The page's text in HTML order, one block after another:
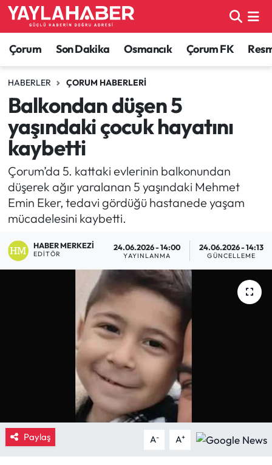
Çorum Son Dakika Osmancık Çorum FK
HABERLER ÇORUM HABERLERI
Balkondan düşen 5
yaşındaki çocuk hayatını
kaybetti
Çorum’da 5. kattaki evlerinin balkonundan
düşerek ağır yaralanan 5 yaşındaki Mehmet
Emin Eker, tedavi gördüğü hastanede yaşam
mücadelesini kaybetti.
HABER MERKEZI
EDITÖR
24.06.2026 - 14:00
YAYINLANMA
24.06.2026 - 14:13
GÜNCELLEME
Paylaş A- A+
Alaca Haberleri
Bayat Haberleri
Bilgi - Keşfet Haberleri
Bilim ve Teknoloji
Boğazkale Haberleri
Çorum Haberleri
İskilip Haberleri
Kargı Haberleri
Kimdir?
Çorum Nöbetçi Eczaneler
Çorum Hava Durumu
Çorum Namaz Vakitleri
Çorum Trafik Yoğunluk Haritası
TFF 1.Lig Puan Durumu ve Fikstür
Tüm Manşetler